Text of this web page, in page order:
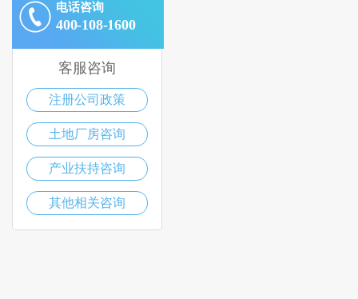
电话咨询
400-108-1600
客服咨询
注册公司政策
土地厂房咨询
产业扶持咨询
其他相关咨询